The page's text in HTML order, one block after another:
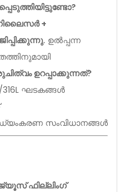
+
ഉൽപ്പന്ന
ഉറപ്പാക്കുന്നത്?
316L ഘടകങ്ങൾ
സംവിധാനങ്ങൾ
ജ്യൂസ് ഫില്ലിംഗ്